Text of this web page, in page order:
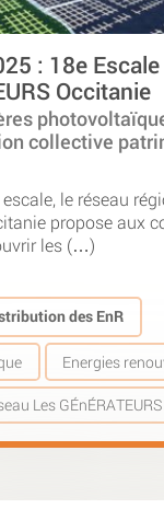
: 18e
Occitanie
collective
le réseau
propose aux
les (…)
des EnR
Energies
Les